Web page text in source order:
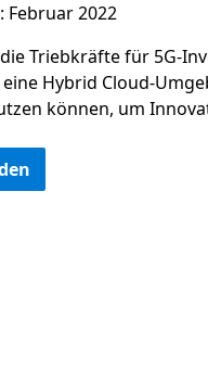
2022
Triebkräfte für 5G-
Hybrid Cloud-
können, um